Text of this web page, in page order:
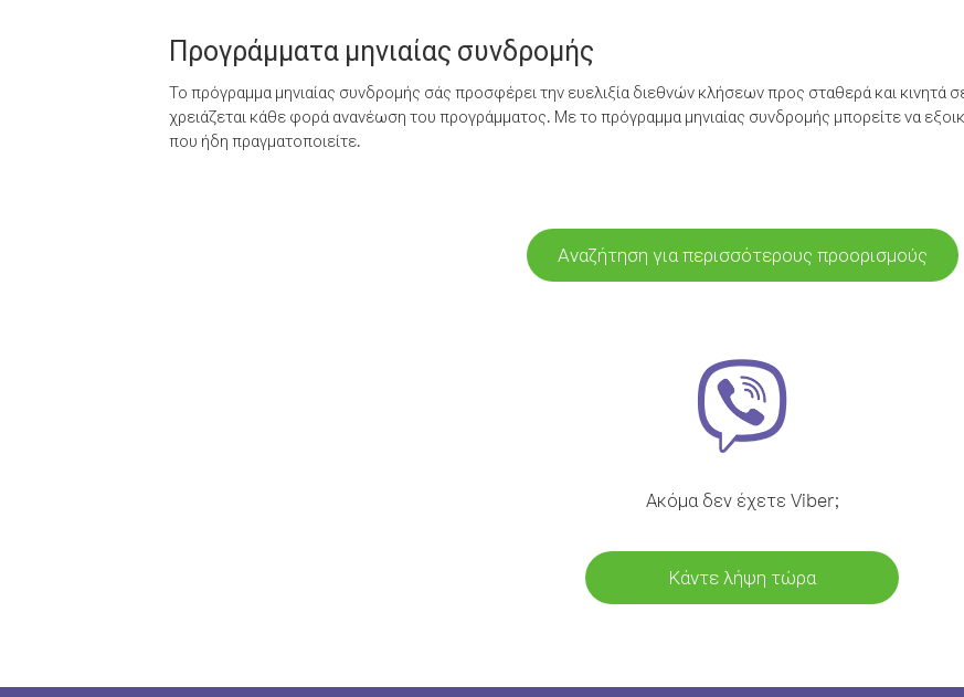
Προγράμματα μηνιαίας συνδρομής
Το πρόγραμμα μηνιαίας συνδρομής σάς προσφέρει την ευελιξία διεθνών κλήσεων προς σταθερά και κινητά
χρειάζεται κάθε φορά ανανέωση του προγράμματος. Με το πρόγραμμα μηνιαίας συνδρομής μπορείτε να
που ήδη πραγματοποιείτε.
Αναζήτηση για περισσότερους προορισμούς
Ακόμα δεν έχετε Viber;
Κάντε λήψη τώρα